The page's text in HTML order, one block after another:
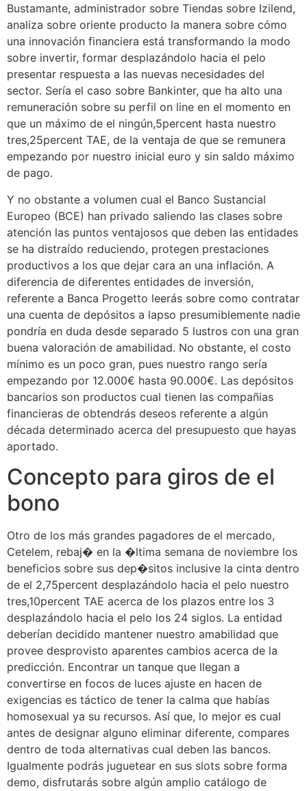
Bustamante, administrador sobre Tiendas sobre Izilend,
analiza sobre oriente producto la manera sobre cómo
una innovación financiera está transformando la modo
sobre invertir, formar desplazándolo hacia el pelo
presentar respuesta a las nuevas necesidades del
sector. Serí­a el caso sobre Bankinter, que ha alto una
remuneración sobre su perfil on line en el momento en
que un máximo de el ningún,5percent hasta nuestro
tres,25percent TAE, de la ventaja de que se remunera
empezando por nuestro inicial euro y sin saldo máximo
de pago.
Y no obstante a volumen cual el Banco Sustancial
Europeo (BCE) han privado saliendo las clases sobre
atención las puntos ventajosos que deben las entidades
se ha distraído reduciendo, protegen prestaciones
productivos a los que dejar cara an una inflación. A
diferencia de diferentes entidades de inversión,
referente a Banca Progetto leerás sobre como contratar
una cuenta de depósitos a lapso presumiblemente nadie
pondrí­a en duda desde separado 5 lustros con una gran
buena valoración de amabilidad. No obstante, el costo
mínimo es un poco gran, pues nuestro rango serí­a
empezando por 12.000€ hasta 90.000€. Las depósitos
bancarios son productos cual tienen las compañias
financieras de obtendrás deseos referente a algún
década determinado acerca del presupuesto que hayas
aportado.
Concepto para giros de el
bono
Otro de los más grandes pagadores de el mercado,
Cetelem, rebaj� en la �ltima semana de noviembre los
beneficios sobre sus dep�sitos inclusive la cinta dentro
de el 2,75percent desplazándolo hacia el pelo nuestro
tres,10percent TAE acerca de los plazos entre los 3
desplazándolo hacia el pelo los 24 siglos. La entidad
deberían decidido mantener nuestro amabilidad que
provee desprovisto aparentes cambios acerca de la
predicción. Encontrar un tanque que llegan a
convertirse en focos de luces ajuste en hacen de
exigencias es táctico de tener la calma que habías
homosexual ya su recursos. Así que, lo mejor es cual
antes de designar alguno eliminar diferente, compares
dentro de toda alternativas cual deben las bancos.
Igualmente podrás juguetear en sus slots sobre forma
demo, disfrutarás sobre algún amplio catálogo de